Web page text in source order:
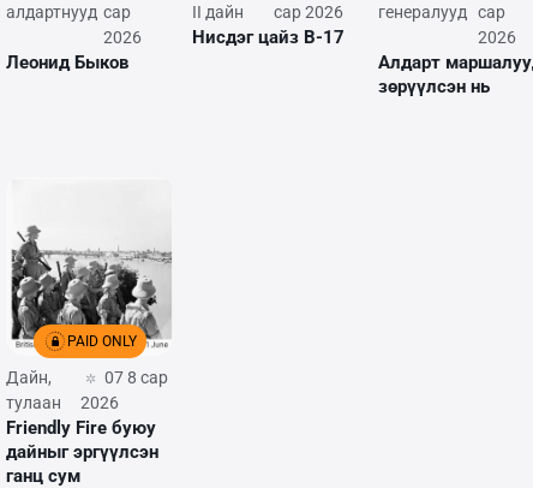
алдартнууд сар
2026
Леонид Быков
II дайн
сар 2026
Нисдэг цайз B-17
генералууд
сар
2026
Алдарт
зөрүүлсэн нь
PAID ONLY
Дайн,
тулаан
07 8 сар
2026
Friendly Fire буюу
дайныг эргүүлсэн
ганц сум